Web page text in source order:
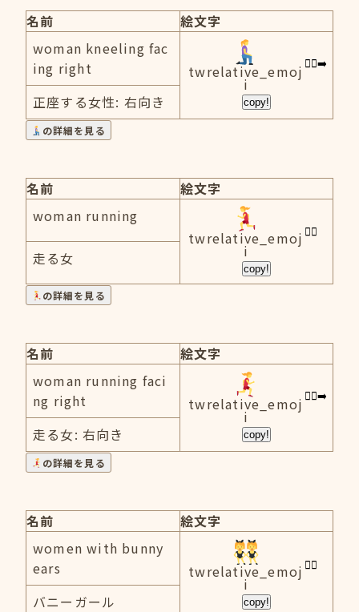
名前
絵文字
woman kneeling fac
ing right
twrelative_emoj
i
copy!
正座する女性: 右向き
の詳細を見る
名前
絵文字
woman running
twrelative_emoj
i
copy!
走る女
の詳細を見る
名前
絵文字
woman running faci
ng right
twrelative_emoj
i
copy!
走る女: 右向き
の詳細を見る
名前
絵文字
women with bunny
ears
twrelative_emoj
i
copy!
バニーガール